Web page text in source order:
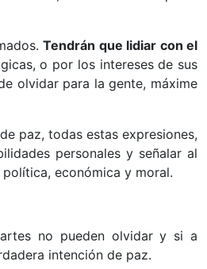
Tendrán que lidiar con el
o por los intereses de sus
olvidar para la gente, máxime
paz, todas estas expresiones,
personales y señalar al
económica y moral.
no pueden olvidar y si a
intención de paz.